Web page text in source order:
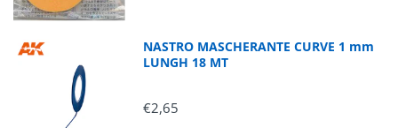
NASTRO MASCHERANTE CURVE 1 mm
LUNGH 18 MT
€2,65